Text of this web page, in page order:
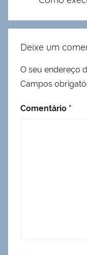
Deixe um
O seu endereço
Campos
Comentário *